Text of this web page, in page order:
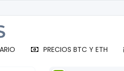
PRECIOS BTC Y ETH